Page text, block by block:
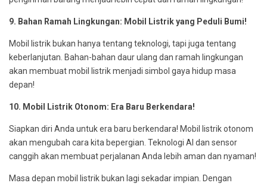
9. Bahan Ramah Lingkungan: Mobil Listrik yang Peduli Bumi!
Mobil listrik bukan hanya tentang teknologi, tapi juga tentang
keberlanjutan. Bahan-bahan daur ulang dan ramah lingkungan
akan membuat mobil listrik menjadi simbol gaya hidup masa
depan!
10. Mobil Listrik Otonom: Era Baru Berkendara!
Siapkan diri Anda untuk era baru berkendara! Mobil listrik otonom
akan mengubah cara kita bepergian. Teknologi AI dan sensor
canggih akan membuat perjalanan Anda lebih aman dan nyaman!
Masa depan mobil listrik bukan lagi sekadar impian. Dengan